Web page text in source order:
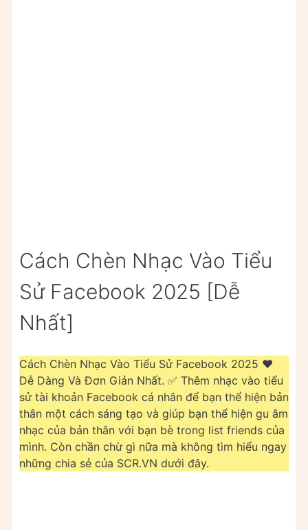
Cách Chèn Nhạc Vào Tiểu
Sử Facebook 2025 [Dễ
Nhất]
Cách Chèn Nhạc Vào Tiểu Sử Facebook 2025 ❤️
Dễ Dàng Và Đơn Giản Nhất. ✅ Thêm nhạc vào tiểu
sử tài khoản Facebook cá nhân để bạn thể hiện bản
thân một cách sáng tạo và giúp bạn thể hiện gu âm
nhạc của bản thân với bạn bè trong list friends của
mình. Còn chần chừ gì nữa mà không tìm hiểu ngay
những chia sẻ của SCR.VN dưới đây.